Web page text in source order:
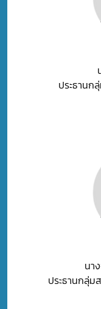
ประธานก
นา
ประธานกลุ่ม